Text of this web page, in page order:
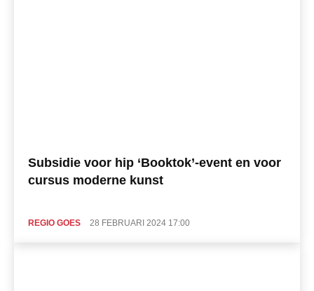
Subsidie voor hip ‘Booktok’-event en voor
cursus moderne kunst
REGIO GOES 28 FEBRUARI 2024 17:00